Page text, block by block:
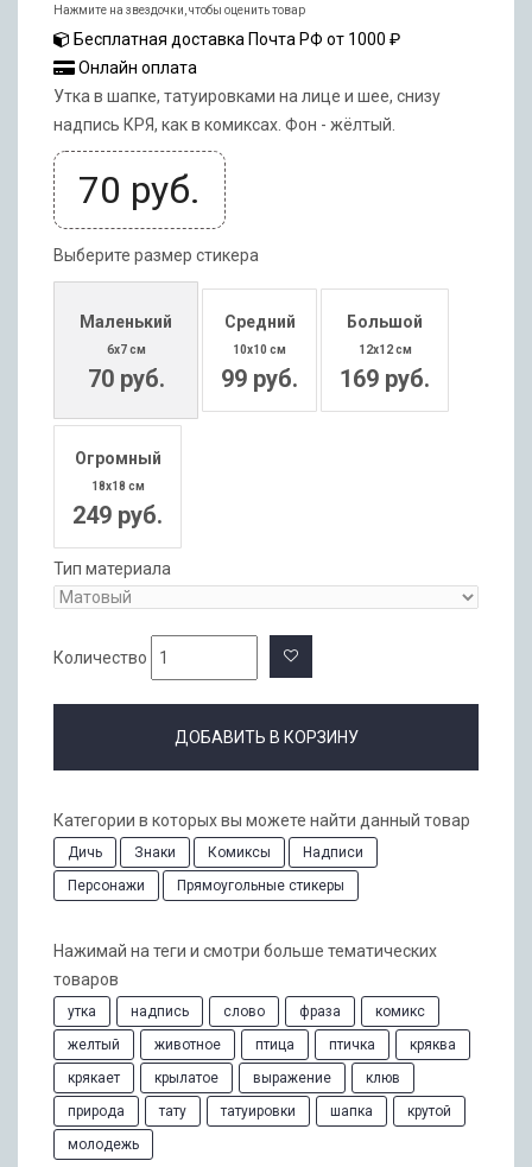
Нажмите на звездочки, чтобы оценить товар
Бесплатная доставка Почта РФ от 1000 ₽
Онлайн оплата
Утка в шапке, татуировками на лице и шее, снизу
надпись КРЯ, как в комиксах. Фон - жёлтый.
70 руб.
Выберите размер стикера
Маленький
6x7 см
70 руб.
Средний
10x10 см
99 руб.
Большой
12x12 см
169 руб.
Огромный
18x18 см
249 руб.
Тип материала
Количество
ДОБАВИТЬ В КОРЗИНУ
Категории в которых вы можете найти данный товар
Дичь Знаки Комиксы
Надписи
Персонажи
Прямоугольные стикеры
Нажимай на теги и смотри больше тематических
товаров
утка надпись слово фраза
комикс
желтый
животное птица птичка
кряква
крякает
крылатое выражение
клюв
природа
тату татуировки шапка
крутой
молодежь